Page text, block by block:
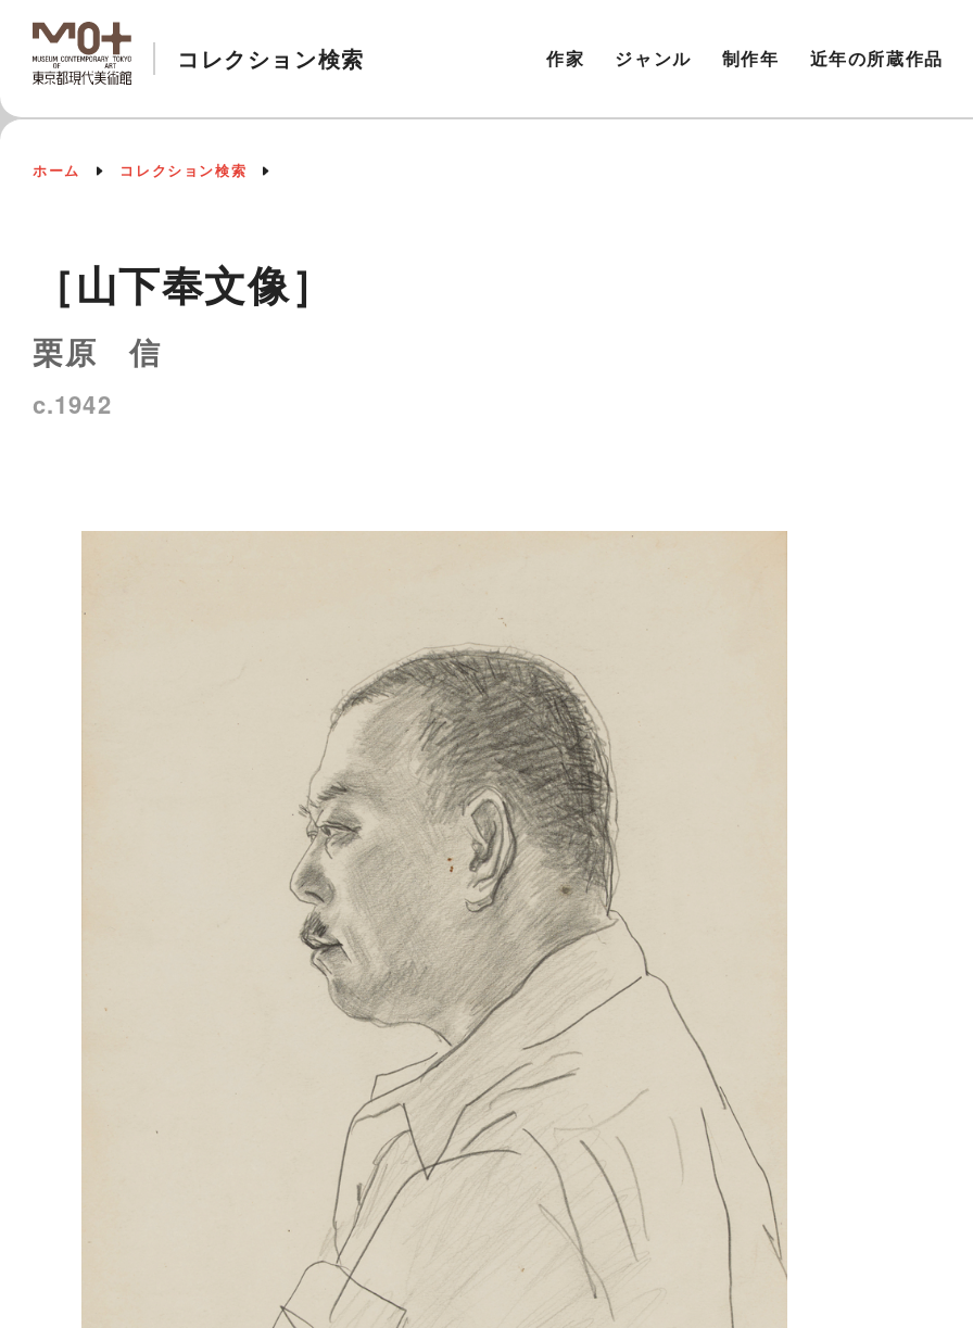
コレクション検索 作家 ジャンル 制作年 近年の所蔵作品
ホーム コレクション検索
［山下奉文像］
栗原 信
c.1942